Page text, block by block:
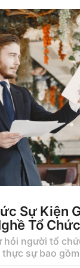
Sự Kiện
Tổ
hỏi người tổ
sự bao